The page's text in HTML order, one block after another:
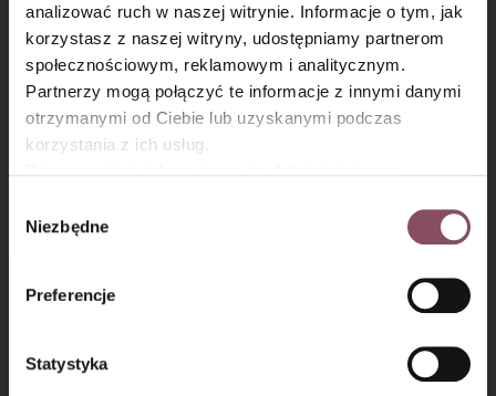
analizować ruch w naszej witrynie. Informacje o tym, jak
korzystasz z naszej witryny, udostępniamy partnerom
społecznościowym, reklamowym i analitycznym.
Partnerzy mogą połączyć te informacje z innymi danymi
otrzymanymi od Ciebie lub uzyskanymi podczas
korzystania z ich usług.
Gdańsk (80-339) adres: Dickmana 14/15 więcej
informacji o przetwarzaniu danych osobowych oraz
Polityce
prywatności.
zgody
Niezbędne
Preferencje
Statystyka
Zobacz
Sprawdź przepisy
Spróbuj
×